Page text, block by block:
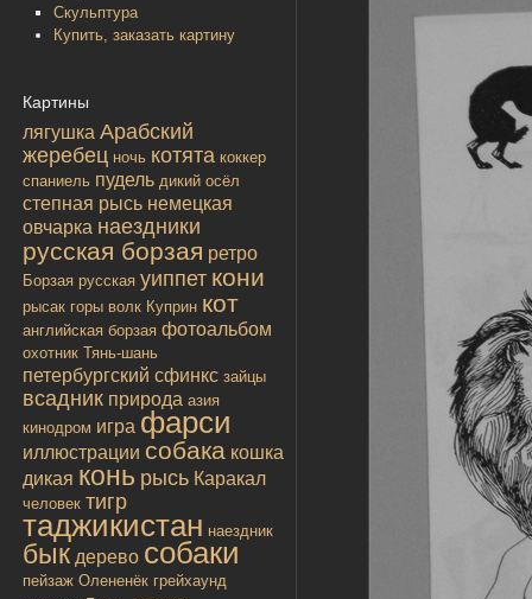
Скульптура
Купить, заказать картину
Картины
лягушка Арабский
жеребец ночь котята коккер
спаниель пудель дикий осёл
степная рысь немецкая
овчарка наездники
русская борзая ретро
Борзая русская уиппет кони
рысак горы волк Куприн кот
английская борзая фотоальбом
охотник Тянь-шань
петербургский сфинкс зайцы
всадник природа азия
кинодром игра фарси
иллюстрации собака кошка
дикая конь рысь Каракал
человек тигр
таджикистан наездник
бык дерево собаки
пейзаж Олененёк грейхаунд